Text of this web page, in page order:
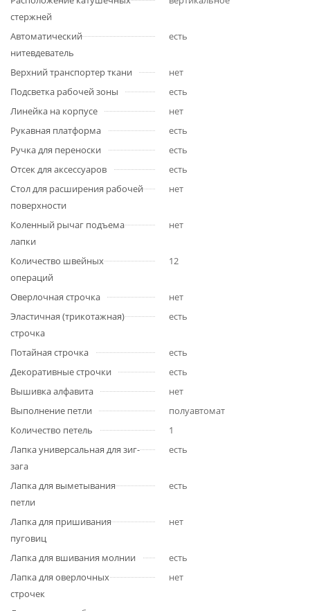
стержней
Автоматический
нитевдеватель
есть
Верхний транспортер ткани
нет
Подсветка рабочей зоны
есть
Линейка на корпусе
нет
Рукавная платформа
есть
Ручка для переноски
есть
Отсек для аксессуаров
есть
Стол для расширения рабочей
поверхности
нет
Коленный рычаг подъема
лапки
нет
Количество швейных
операций
12
Оверлочная строчка
нет
Эластичная (трикотажная)
строчка
есть
Потайная строчка
есть
Декоративные строчки
есть
Вышивка алфавита
нет
Выполнение петли
полуавтомат
Количество петель
1
Лапка универсальная для зиг-
зага
есть
Лапка для выметывания
петли
есть
Лапка для пришивания
пуговиц
нет
Лапка для вшивания молнии
есть
Лапка для оверлочных
строчек
нет